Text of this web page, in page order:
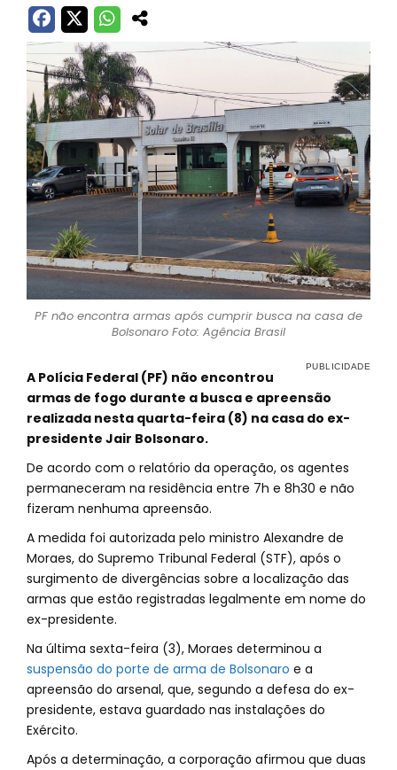
PF não encontra armas após cumprir busca na casa de
Bolsonaro Foto: Agência Brasil
A Polícia Federal (PF) não encontrou
armas de fogo durante a busca e apreensão
realizada nesta quarta-feira (8) na casa do ex-
presidente Jair Bolsonaro.
De acordo com o relatório da operação, os agentes
permaneceram na residência entre 7h e 8h30 e não
fizeram nenhuma apreensão.
A medida foi autorizada pelo ministro Alexandre de
Moraes, do Supremo Tribunal Federal (STF), após o
surgimento de divergências sobre a localização das
armas que estão registradas legalmente em nome do
ex-presidente.
Na última sexta-feira (3), Moraes determinou a
suspensão do porte de arma de Bolsonaro e a
apreensão do arsenal, que, segundo a defesa do ex-
presidente, estava guardado nas instalações do
Exército.
Após a determinação, a corporação afirmou que duas